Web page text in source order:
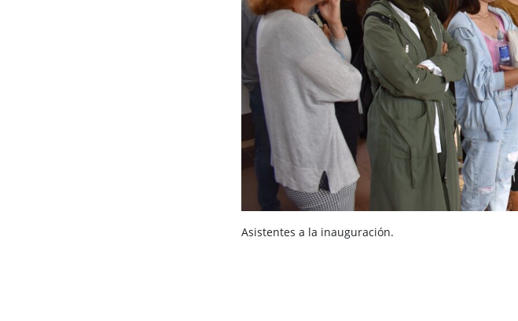
Asistentes a la inauguración.